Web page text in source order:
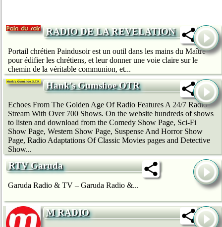
RADIO DE LA REVELATION
Portail chrétien Paindusoir est un outil dans les mains du Maître
pour édifier les chrétiens, et leur donner une voie claire sur le
chemin de la véritable communion, et...
Hank's Gumshoe OTR
Echoes From The Golden Age Of Radio Features A 24/7 Radio
Stream With Over 700 Shows. On the website hundreds of shows
to listen and download from the Comedy Show Page, Sci-Fi
Show Page, Western Show Page, Suspense And Horror Show
Page, Radio Adaptations Of Classic Movies pages and Detective
Show...
RTV Garuda
Garuda Radio & TV – Garuda Radio &...
M RADIO